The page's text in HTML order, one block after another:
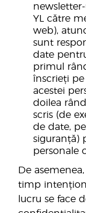
YL către
web),
sunt
date
primul
înscrieți
acestei
doilea
scris (de
de date,
siguranță)
personale
De
timp
lucru se face